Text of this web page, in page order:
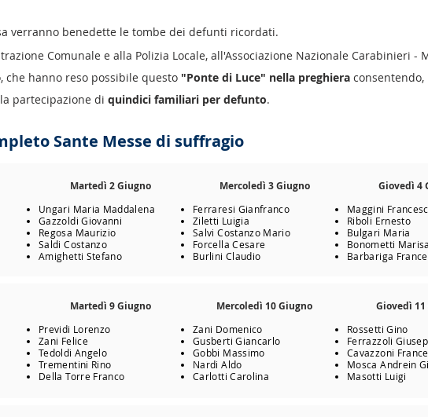
verranno benedette le tombe dei defunti ricordati.
Comunale e alla Polizia Locale, all'Associazione Nazionale Carabinieri -
che hanno reso possibile questo "Ponte di Luce" nella preghiera consentendo,
partecipazione diquindici familiari per defunto.
Sante Messe di suffragio
Martedì 2 Giugno
Ungari Maria Maddalena
Gazzoldi Giovanni
Regosa Maurizio
Saldi Costanzo
Amighetti Stefano
Mercoledì 3 Giugno
Ferraresi Gianfranco
Ziletti Luigia
Salvi Costanzo Mario
Forcella Cesare
Burlini Claudio
Giovedì 4
Maggini
Riboli Ernesto
Bulgari Maria
Bonometti Marisa
Barbariga
Martedì 9 Giugno
Previdi Lorenzo
Zani Felice
Tedoldi Angelo
Trementini Rino
Della Torre Franco
Mercoledì 10 Giugno
Zani Domenico
Gusberti Giancarlo
Gobbi Massimo
Nardi Aldo
Carlotti Carolina
Giovedì
Rossetti Gino
Ferrazzoli
Cavazzoni
Mosca Andrein
Masotti Luigi